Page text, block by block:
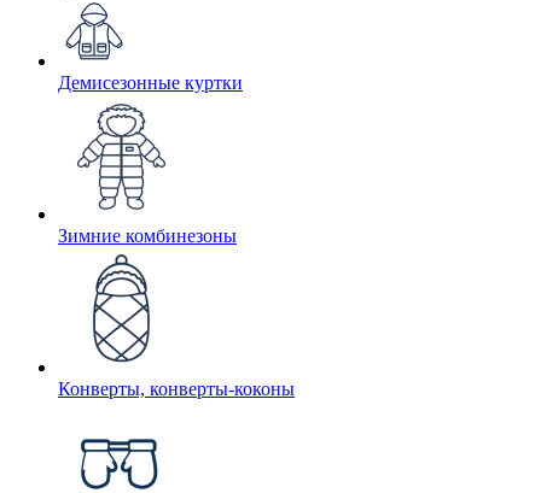
Демисезонные куртки
Зимние комбинезоны
Конверты, конверты-коконы